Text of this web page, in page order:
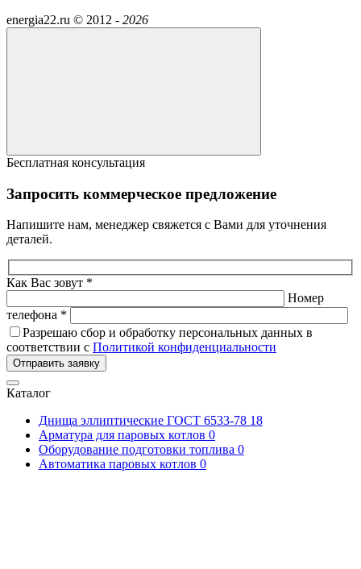
energia22.ru © 2012 - 2026
Бесплатная консультация
Запросить коммерческое предложение
Напишите нам, менеджер свяжется с Вами для уточнения
деталей.
Как Вас зовут *
Номер
телефона *
Разрешаю сбор и обработку персональных данных в
соответствии с Политикой конфиденциальности
Отправить заявку
Каталог
Днища эллиптические ГОСТ 6533-78 18
Арматура для паровых котлов 0
Оборудование подготовки топлива 0
Автоматика паровых котлов 0